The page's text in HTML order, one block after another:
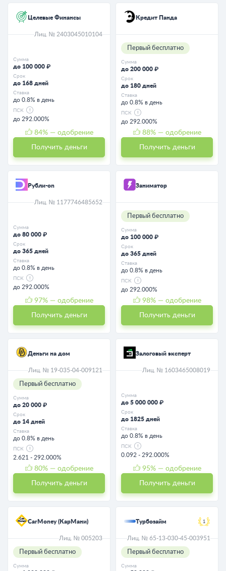
Целевые Финансы
Лиц. № 2403045010104
Сумма
до 100 000 ₽
Срок
до 168 дней
Ставка
до 0.8% в день
ПСК
до 292.000%
84% — одобрение
Получить деньги
Кредит Панда
Первый бесплатно
Сумма
до 200 000 ₽
Срок
до 180 дней
Ставка
до 0.8% в день
ПСК
до 292.000%
88% — одобрение
Получить деньги
Рубли-on
Лиц. № 1177746485652
Сумма
до 80 000 ₽
Срок
до 365 дней
Ставка
до 0.8% в день
ПСК
до 292.000%
97% — одобрение
Получить деньги
Заниматор
Первый бесплатно
Сумма
до 100 000 ₽
Срок
до 365 дней
Ставка
до 0.8% в день
ПСК
до 292.000%
98% — одобрение
Получить деньги
Деньги на дом
Лиц. № 19-035-04-009121
Первый бесплатно
Сумма
до 20 000 ₽
Срок
до 14 дней
Ставка
до 0.8% в день
ПСК
2.621 - 292.000%
80% — одобрение
Получить деньги
Залоговый эксперт
Лиц. № 1603465008019
Сумма
до 5 000 000 ₽
Срок
до 1825 дней
Ставка
до 0.8% в день
ПСК
0.092 - 292.000%
95% — одобрение
Получить деньги
CarMoney (КарМани)
Лиц. № 005203
Первый бесплатно
Сумма
Турбозайм 1
Лиц. № 65-13-030-45-003951
Первый бесплатно
Сумма